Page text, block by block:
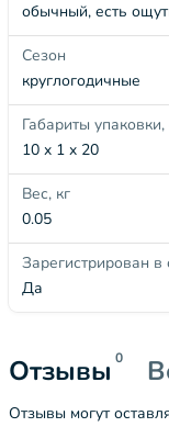
обычный, есть
Сезон
круглогодичные
Габариты
10 x 1 x 20
Вес, кг
0.05
Зарегистрирован
Да
Отзывы 0
Отзывы могут